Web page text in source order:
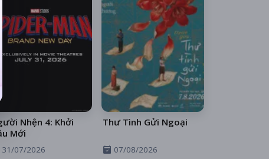
Nhện 4: Khởi
Mới
31/07/2026
Thư Tình Gửi Ngoại
07/08/2026